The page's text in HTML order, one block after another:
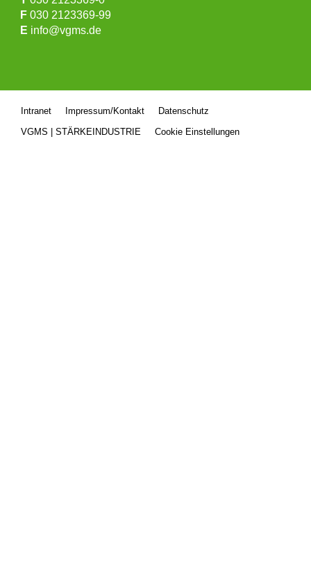
F 030 2123369-99
E info@vgms.de
Intranet Impressum/Kontakt
Datenschutz
VGMS | STÄRKEINDUSTRIE
Cookie Einstellungen